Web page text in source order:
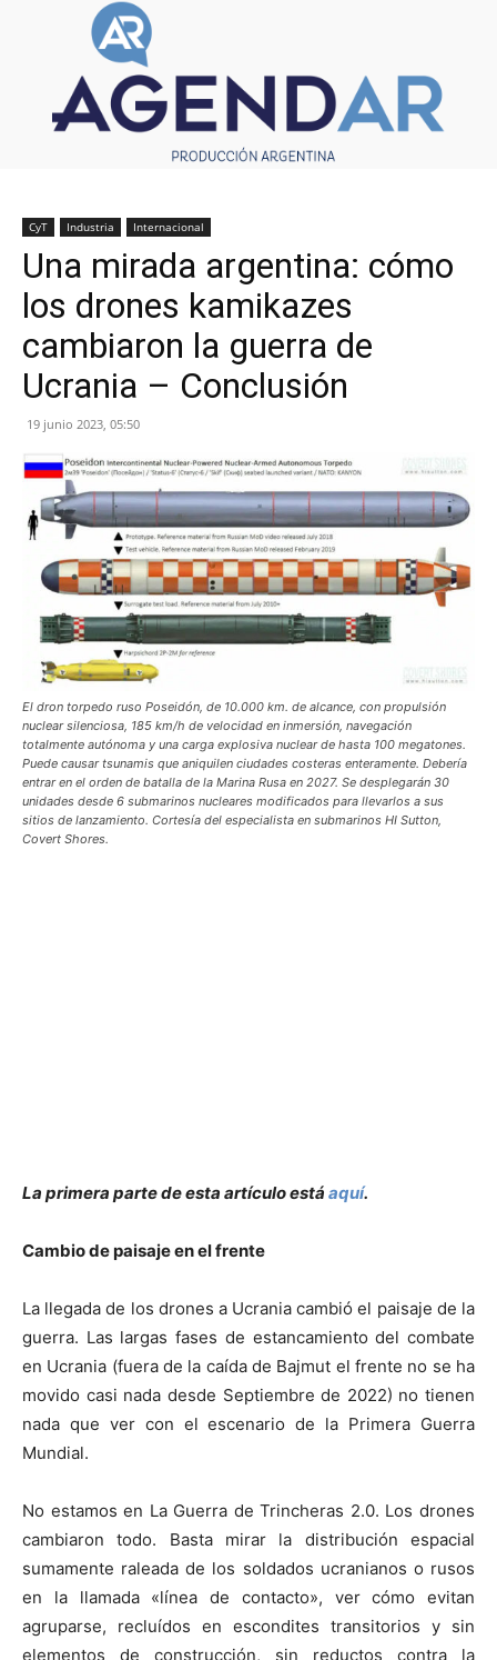
CyT Industria Internacional
Una mirada argentina: cómo
los drones kamikazes
cambiaron la guerra de
Ucrania – Conclusión
19 junio 2023, 05:50
El dron torpedo ruso Poseidón, de 10.000 km. de alcance, con propulsión
nuclear silenciosa, 185 km/h de velocidad en inmersión, navegación
totalmente autónoma y una carga explosiva nuclear de hasta 100 megatones.
Puede causar tsunamis que aniquilen ciudades costeras enteramente. Debería
entrar en el orden de batalla de la Marina Rusa en 2027. Se desplegarán 30
unidades desde 6 submarinos nucleares modificados para llevarlos a sus
sitios de lanzamiento. Cortesía del especialista en submarinos HI Sutton,
Covert Shores.
La primera parte de esta artículo está aquí.
Cambio de paisaje en el frente
La llegada de los drones a Ucrania cambió el paisaje de la
guerra. Las largas fases de estancamiento del combate
en Ucrania (fuera de la caída de Bajmut el frente no se ha
movido casi nada desde Septiembre de 2022) no tienen
nada que ver con el escenario de la Primera Guerra
Mundial.
No estamos en La Guerra de Trincheras 2.0. Los drones
cambiaron todo. Basta mirar la distribución espacial
sumamente raleada de los soldados ucranianos o rusos
en la llamada «línea de contacto», ver cómo evitan
agruparse, recluídos en escondites transitorios y sin
elementos de construcción, sin reductos contra la